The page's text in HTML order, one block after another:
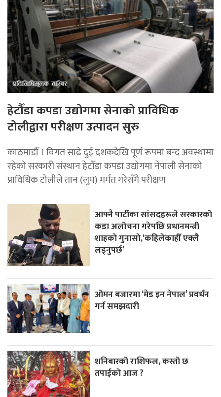
हेटौँडा कपडा उद्योगमा सेनाको प्राविधिक
टोलीद्वारा परीक्षण उत्पादन सुरु
काठमाडौँ । विगत साढे दुई दशकदेखि पूर्ण रूपमा बन्द अवस्थामा
रहेको सरकारी संस्थान हेटौँडा कपडा उद्योगमा नेपाली सेनाको
प्राविधिक टोलीले तान (लुम) मर्मत गरेसँगै परीक्षण
आफ्नै पार्टीका सांसदहरूले सरकारको
कडा अलोचना गरेपछि प्रधानमन्त्री
शाहकाे गुनासाे,‘कहिलेकाहीँ एक्लै
लड्नुपर्छ’
ओमन बजारमा ‘मेड इन नेपाल’ प्रवर्धन
गर्न समझदारी
शनिबारको राशिफल, कस्तो छ
तपाईको आज ?